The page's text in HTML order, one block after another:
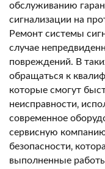
обслуживанию
сигнализации на
Ремонт системы
случае
повреждений. В
обращаться к
которые смогут
неисправности‚
современное
сервисную
безопасности‚
выполненные